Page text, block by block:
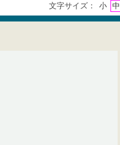
文字サイズ： 小 中